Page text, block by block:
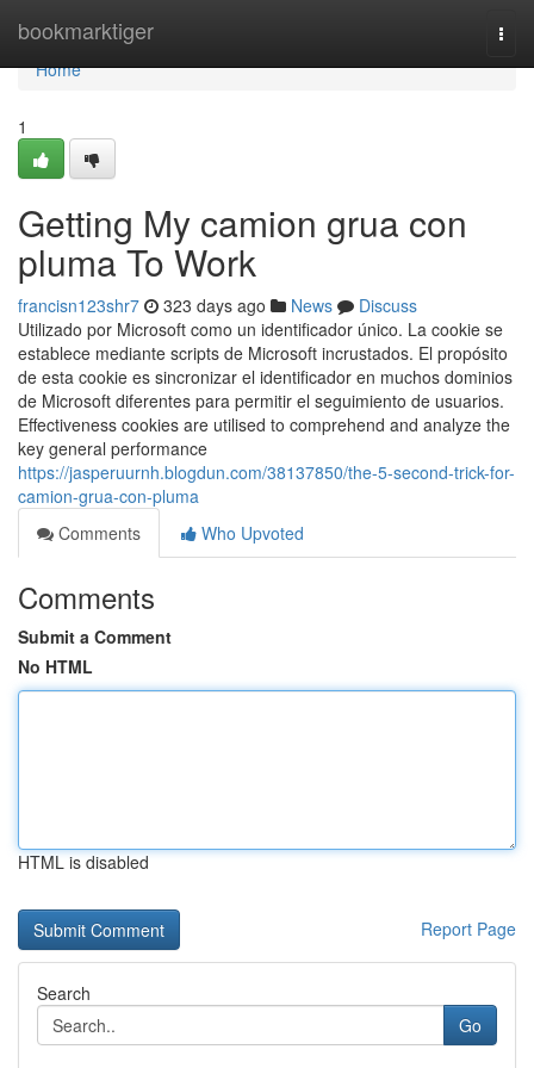
bookmarktiger
Home
Home
1
Getting My camion grua con
pluma To Work
francisn123shr7 323 days ago News
Discuss
Utilizado por Microsoft como un identificador único. La cookie se
establece mediante scripts de Microsoft incrustados. El propósito
de esta cookie es sincronizar el identificador en muchos dominios
de Microsoft diferentes para permitir el seguimiento de usuarios.
Effectiveness cookies are utilised to comprehend and analyze the
key general performance
https://jasperuurnh.blogdun.com/38137850/the-5-second-trick-for-
camion-grua-con-pluma
Comments
Who Upvoted
Comments
Submit a Comment
No HTML
HTML is disabled
Report Page
Search
Go